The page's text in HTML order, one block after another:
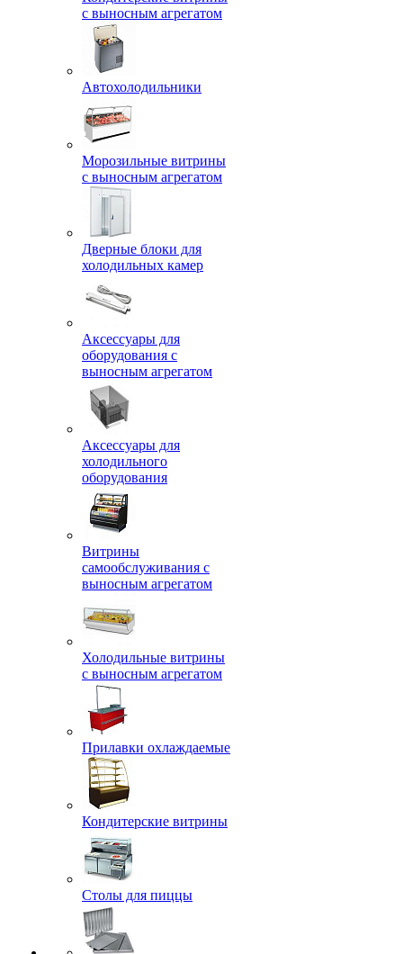
с выносным агрегатом
Автохолодильники
Морозильные витрины
с выносным агрегатом
Дверные блоки для
холодильных камер
Аксессуары для
оборудования с
выносным агрегатом
Аксессуары для
холодильного
оборудования
Витрины
самообслуживания с
выносным агрегатом
Холодильные витрины
с выносным агрегатом
Прилавки охлаждаемые
Кондитерские витрины
Столы для пиццы